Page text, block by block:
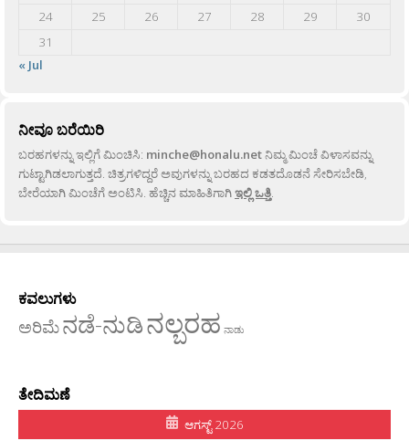
24
25 26 27 28 29
30
31
« Jul
ನೀವೂ ಬರೆಯಿರಿ
ಬರಹಗಳನ್ನು ಇಲ್ಲಿಗೆ ಮಿಂಚಿಸಿ: minche@honalu.netನಿಮ್ಮ ಮಿಂಚೆ ವಿಳಾಸವನ್ನು
ಗುಟ್ಟಾಗಿಡಲಾಗುತ್ತದೆ. ಚಿತ್ರಗಳಿದ್ದರೆ ಅವುಗಳನ್ನು ಬರಹದ ಕಡತದೊಡನೆ ಸೇರಿಸಬೇಡಿ,
ಬೇರೆಯಾಗಿ ಮಿಂಚೆಗೆ ಅಂಟಿಸಿ. ಹೆಚ್ಚಿನ ಮಾಹಿತಿಗಾಗಿಇಲ್ಲಿ ಒತ್ತಿ
ಕವಲುಗಳು
ಅರಿಮೆನಡೆ-ನುಡಿನಲ್ಬರಹ ನಾಡು
ತೇದಿಮಣೆ
ಆಗಸ್ಟ್ 2026